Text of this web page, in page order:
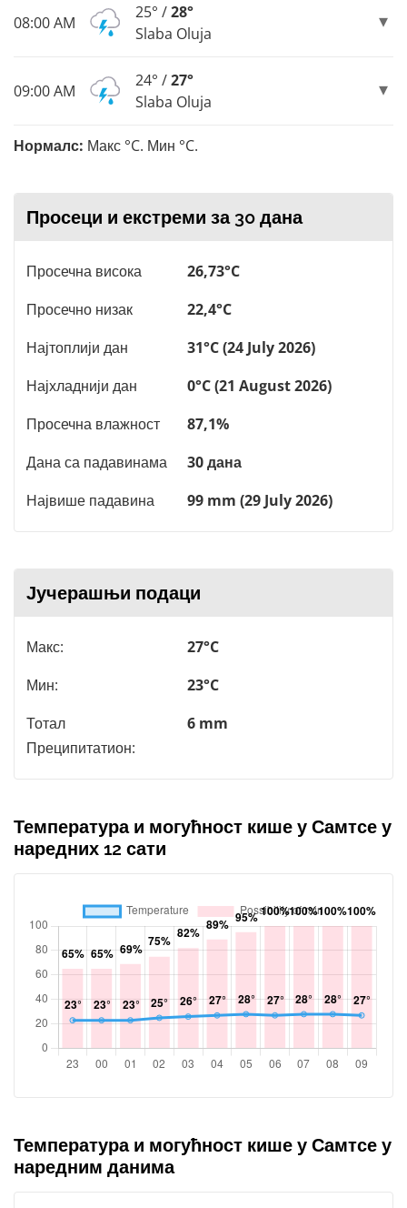
08:00 AM
25° /28°
Slaba Oluja
09:00 AM
24° /27°
Slaba Oluja
Нормалс: Макс °C. Мин °C.
Просеци и екстреми за 30 дана
Просечна висока
26,73°C
Просечно низак
22,4°C
Најтоплији дан
31°C (24 July 2026)
Најхладнији дан
0°C (21 August 2026)
Просечна влажност
87,1%
Дана са падавинама
30 дана
Највише падавина
99 mm (29 July 2026)
Јучерашњи подаци
Макс:
27°C
Мин:
23°C
Тотал
Преципитатион:
6 mm
Температура и могућност кише у Самтсе у
наредних 12 сати
Температура и могућност кише у Самтсе у
наредним данима